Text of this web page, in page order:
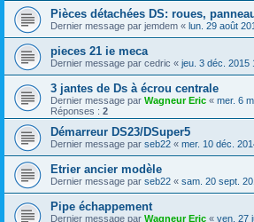
Pièces détachées DS: roues,
Dernier message par jemdem « lun. 29 août
pieces 21 ie meca
Dernier message par cedric « jeu. 3 déc. 2015
3 jantes de Ds à écrou centrale
Dernier message par Wagneur Eric « mer. 6
Réponses : 2
Démarreur DS23/DSuper5
Dernier message par seb22 « mer. 10 déc.
Etrier ancier modèle
Dernier message par seb22 « sam. 20 sept.
Pipe échappement
Dernier message par Wagneur Eric « ven. 27